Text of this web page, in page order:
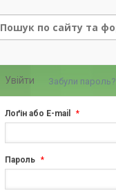
Увійти Забули пароль?
Лоґін або E-mail *
Пароль *